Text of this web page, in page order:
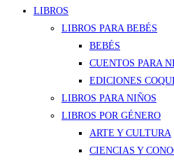
LIBROS
LIBROS PARA BEBÉS
BEBÉS
CUENTOS PARA
EDICIONES
LIBROS PARA NIÑOS
LIBROS POR GÉNERO
ARTE Y CULTURA
CIENCIAS Y